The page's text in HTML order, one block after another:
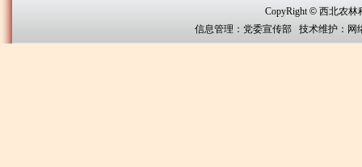
CopyRight© 西北农林
信息管理：党委宣传部 技术维护：网